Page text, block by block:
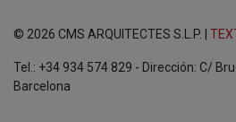
© 2026 CMS ARQUITECTES S.L.P. |
Tel.: +34 934 574 829 - Dirección: C/
Barcelona